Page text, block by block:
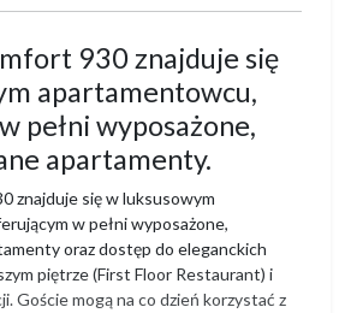
930 znajduje się
apartamentowcu,
pełni wyposażone,
apartamenty.
znajduje się w luksusowym
w pełni wyposażone,
oraz dostęp do eleganckich
piętrze (First Floor Restaurant) i
Goście mogą na co dzień korzystać z